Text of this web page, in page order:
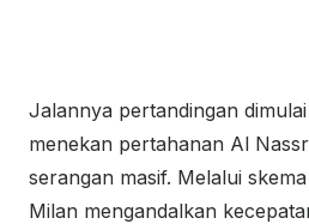
Jalannya pertandingan
menekan pertahanan Al
serangan masif. Melalui
Milan mengandalkan